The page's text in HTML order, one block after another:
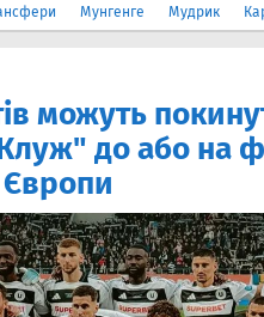
Мунгенге Мудрик
можуть
до або на